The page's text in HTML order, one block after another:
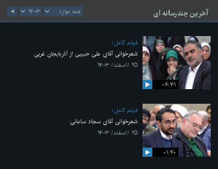
آخرین چندرسانه ای
۰۴:۴۱
فیلم کامل
شعرخوانی آقای علی حبیبی از آذربایجان غربی
۲۵ /اسفند/ ۱۴۰۳
۰۱:۴۰
فیلم کامل
شعرخوانی آقای سجاد سامانی
۲۵ /اسفند/ ۱۴۰۳